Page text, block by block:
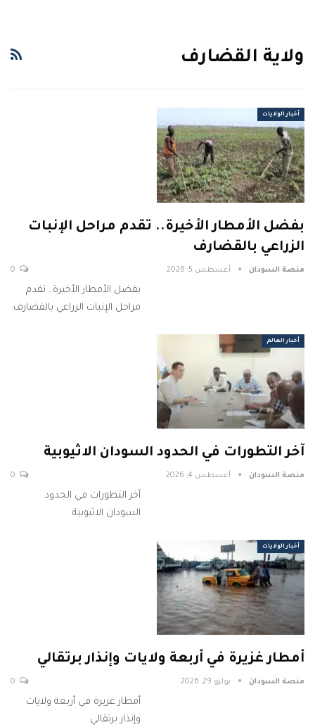
ولاية القضارف
أخبار الولايات
بفضل الأمطار الأخيرة.. تقدم مراحل الإنبات
الزراعي بالقضارف
منصة السودان أغسطس 5, 2026
بفضل الأمطار الأخيرة.. تقدم
مراحل الإنبات الزراعي بالقضارف
أخبار العالم
آخر التطورات في الحدود السودان الاثيوبية
منصة السودان أغسطس 4, 2026
آخر التطورات في الحدود
السودان الاثيوبية
أخبار الولايات
أمطار غزيرة في أربعة ولايات وإنذار برتقالي
منصة السودان يوليو 29, 2026
أمطار غزيرة في أربعة ولايات
وإنذار برتقالي